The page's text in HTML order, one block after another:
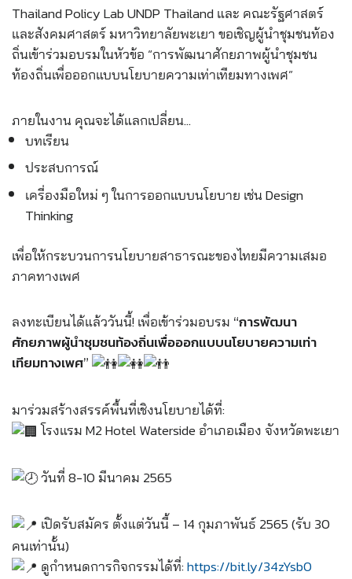
Thailand Policy LabUNDP Thailand และ คณะรัฐศาสตร์
และสังคมศาสตร์ มหาวิทยาลัยพะเยาขอเชิญผู้นำชุมชนท้อง
ถิ่นเข้าร่วมอบรมในหัวข้อ “การพัฒนาศักยภาพผู้นำชุมชน
ท้องถิ่นเพื่อออกแบบนโยบายความเท่าเทียมทางเพศ”
ภายในงาน คุณจะได้แลกเปลี่ยน…
บทเรียน
ประสบการณ์
เครี่องมือใหม่ ๆ ในการออกแบบนโยบาย เช่น Design
Thinking
เพื่อให้กระบวนการนโยบายสาธารณะของไทยมีความเสมอ
ภาคทางเพศ
ลงทะเบียนได้แล้ววันนี้! เพื่อเข้าร่วมอบรม “การพัฒนา
ศักยภาพผู้นำชุมชนท้องถิ่นเพื่อออกแบบนโยบายความเท่า
เทียมทางเพศ”
มาร่วมสร้างสรรค์พื้นที่เชิงนโยบายได้ที่:
โรงแรม M2 Hotel Waterside อำเภอเมือง จังหวัดพะเยา
วันที่8-10 มีนาคม 2565
เปิดรับสมัคร ตั้งแต่วันนี้ – 14 กุมภาพันธ์ 2565 (รับ 30
คนเท่านั้น)
ดูกำหนดการกิจกรรมได้ที่:https://bit.ly/34zYsb0